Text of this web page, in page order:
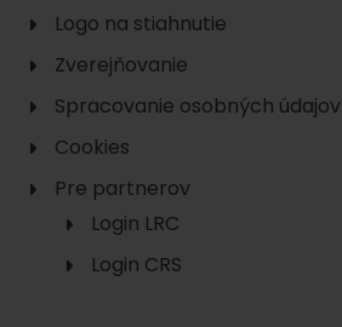
Hľadať
Logo na stiahnutie
Zverejňovanie
Spracovanie osobných údajov
Cookies
Pre partnerov
Login LRC
Login CRS